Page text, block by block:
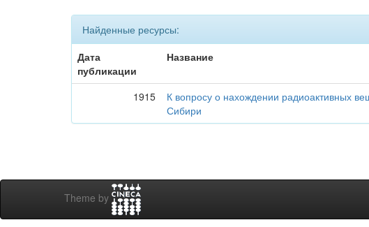
Найденные ресурсы:
Дата
публикации
Название
1915
К вопросу о нахождении радиоактивных
Сибири
Theme by